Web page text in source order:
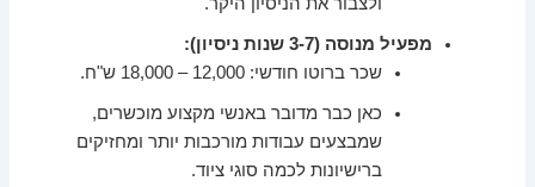
ולצבור את הניסיון היקר.
מפעיל מנוסה (3-7 שנות ניסיון):
שכר ברוטו חודשי: 12,000 – 18,000 ש"ח.
כאן כבר מדובר באנשי מקצוע מוכשרים,
שמבצעים עבודות מורכבות יותר ומחזיקים
ברישיונות לכמה סוגי ציוד.